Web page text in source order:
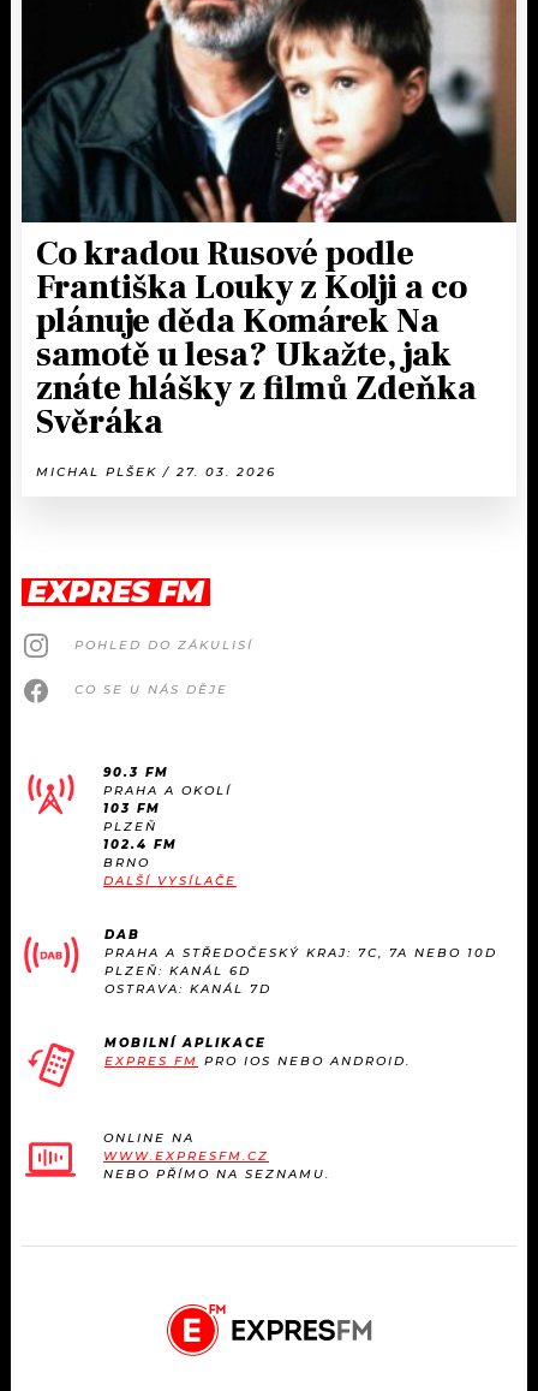
Co kradou Rusové podle
Františka Louky z Kolji a co
plánuje děda Komárek Na
samotě u lesa? Ukažte, jak
znáte hlášky z filmů Zdeňka
Svěráka
MICHAL PLŠEK / 27. 03. 2026
EXPRES FM
POHLED DO ZÁKULISÍ
CO SE U NÁS DĚJE
90.3 FM
PRAHA A OKOLÍ
103 FM
PLZEŇ
102.4 FM
BRNO
DALŠÍ VYSÍLAČE
DAB
PRAHA A STŘEDOČESKÝ KRAJ: 7C, 7A NEBO 10D
PLZEŇ: KANÁL 6D
OSTRAVA: KANÁL 7D
MOBILNÍ APLIKACE
EXPRES FM PRO IOS NEBO ANDROID.
ONLINE NA
WWW.EXPRESFM.CZ
NEBO PŘÍMO NA SEZNAMU.